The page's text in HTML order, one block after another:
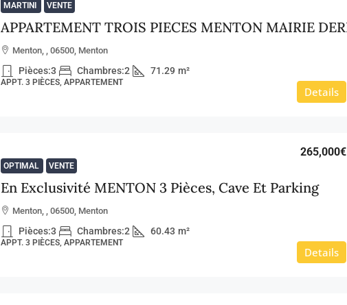
MARTINI VENTE
Menton, , 06500, Menton
Pièces:3 Chambres:2 71.29 m²
APPT. 3 PIÈCES, APPARTEMENT
Details
OPTIMAL VENTE
En Exclusivité MENTON 3 Pièces, Cave Et Parking
265,000€
Menton, , 06500, Menton
Pièces:3 Chambres:2 60.43 m²
APPT. 3 PIÈCES, APPARTEMENT
Details